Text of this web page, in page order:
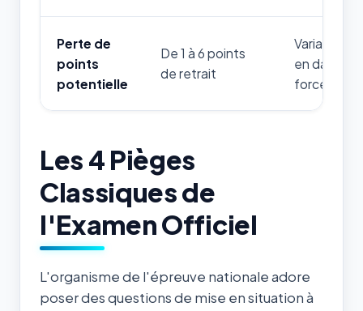
Perte de
points
potentielle
De 1 à 6 points
de retrait
Variable
en danger
forces de
Les 4 Pièges
Classiques de
l'Examen Officiel
L'organisme de l'épreuve nationale adore
poser des questions de mise en situation à